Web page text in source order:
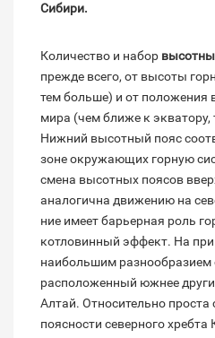
Сибири.
Количество и набор
прежде всего, от высоты
тем больше) и от по­ложения
мира (чем ближе к экватору,
Нижний высотный пояс
зоне окружающих горную
смена высотных по­ясов
аналогична движению на
ние имеет барьерная роль
котловинный эффект. На
наибольшим разно­образием
расположенный юж­нее
Алтай. От­носительно проста
поясности северного